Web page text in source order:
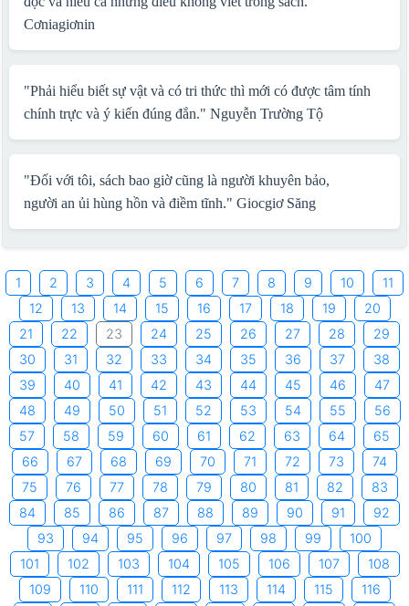
Cơniagiơnin
"Phải hiểu biết sự vật và có tri thức thì mới có được tâm tính
chính trực và ý kiến đúng đắn." Nguyễn Trường Tộ
"Đối với tôi, sách bao giờ cũng là người khuyên bảo,
người an ủi hùng hồn và điềm tĩnh." Giocgiơ Săng
1 2 3 4 5 6 7 8 9 10
11
12
13 14 15 16 17 18 19
20
21
22 23 24 25 26 27 28
29
30
31 32 33 34 35 36 37
38
39
40 41 42 43 44 45 46
47
48
49 50 51 52 53 54 55
56
57
58 59 60 61 62 63 64
65
66
67 68 69 70 71 72 73
74
75
76 77 78 79 80 81 82
83
84
85 86 87 88 89 90 91
92
93
94 95 96 97 98 99
100
101
102 103 104 105 106 107
108
109
110 111 112 113 114 115
116